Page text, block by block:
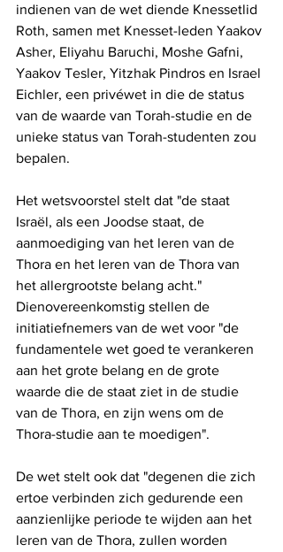
indienen van de wet diende Knessetlid
Roth, samen met Knesset-leden Yaakov
Asher, Eliyahu Baruchi, Moshe Gafni,
Yaakov Tesler, Yitzhak Pindros en Israel
Eichler, een privéwet in die de status
van de waarde van Torah-studie en de
unieke status van Torah-studenten zou
bepalen.
Het wetsvoorstel stelt dat "de staat
Israël, als een Joodse staat, de
aanmoediging van het leren van de
Thora en het leren van de Thora van
het allergrootste belang acht."
Dienovereenkomstig stellen de
initiatiefnemers van de wet voor "de
fundamentele wet goed te verankeren
aan het grote belang en de grote
waarde die de staat ziet in de studie
van de Thora, en zijn wens om de
Thora-studie aan te moedigen".
De wet stelt ook dat "degenen die zich
ertoe verbinden zich gedurende een
aanzienlijke periode te wijden aan het
leren van de Thora, zullen worden